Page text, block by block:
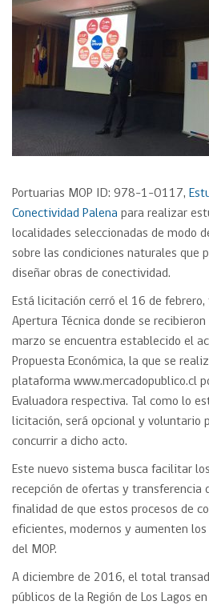
Portuarias MOP ID: 978-1-O117,
Conectividad Palena para realizar
localidades seleccionadas de modo
sobre las condiciones naturales que
diseñar obras de conectividad.
Está licitación cerró el 16 de
Apertura Técnica donde se
marzo se encuentra establecido el
Propuesta Económica, la que se
plataforma www.mercadopublico.cl
Evaluadora respectiva. Tal como lo
licitación, será opcional y voluntario
concurrir a dicho acto.
Este nuevo sistema busca facilitar
recepción de ofertas y transferencia
finalidad de que estos procesos de
eficientes, modernos y aumenten
del MOP.
A diciembre de 2016, el total
públicos de la Región de Los Lagos